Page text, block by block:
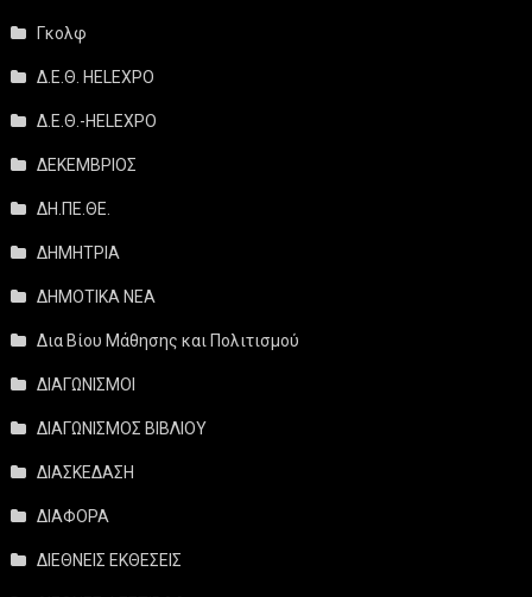
Γκολφ
Δ.Ε.Θ. HELEXPO
Δ.Ε.Θ.-HELEXPO
ΔΕΚΕΜΒΡΙΟΣ
ΔΗ.ΠΕ.ΘΕ.
ΔΗΜΗΤΡΙΑ
ΔΗΜΟΤΙΚΑ ΝΕΑ
Δια Βίου Μάθησης και Πολιτισμού
ΔΙΑΓΩΝΙΣΜΟΙ
ΔΙΑΓΩΝΙΣΜΟΣ ΒΙΒΛΙΟΥ
ΔΙΑΣΚΕΔΑΣΗ
ΔΙΑΦΟΡΑ
ΔΙΕΘΝΕΙΣ ΕΚΘΕΣΕΙΣ